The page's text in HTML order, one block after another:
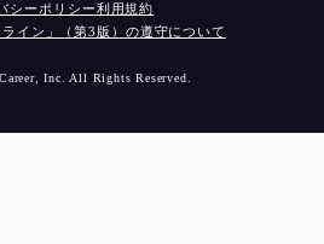
シーポリシー利用規約
イン」（第3版）の遵守について
Inc. All Rights Reserved.